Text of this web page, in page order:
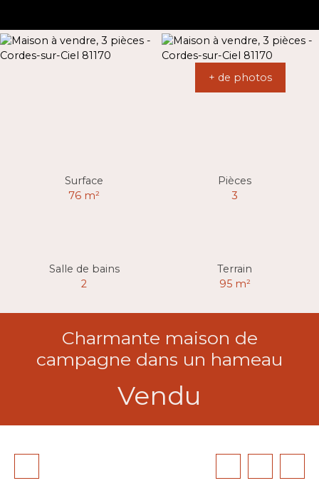
+ de photos
Surface
76 m²
Pièces
3
Salle de bains
2
Terrain
95 m²
Charmante maison de
campagne dans un hameau
Vendu